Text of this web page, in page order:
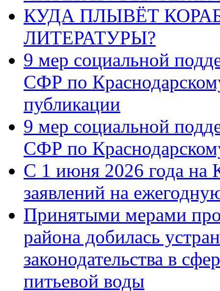
КУДА ПЛЫВЁТ
ЛИТЕРАТУРЫ?
9 мер социальной
СФР по
публикации
9 мер социальной
СФР по
С 1 июня 2026 года на
заявлений на
Принятыми мерами
района добилась
законодательства в
питьевой воды